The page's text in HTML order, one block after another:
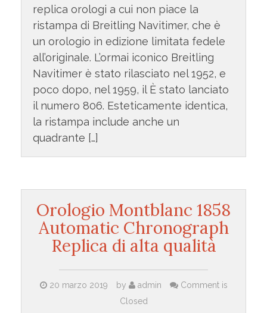
replica orologi a cui non piace la
ristampa di Breitling Navitimer, che è
un orologio in edizione limitata fedele
all’originale. L’ormai iconico Breitling
Navitimer è stato rilasciato nel 1952, e
poco dopo, nel 1959, il È stato lanciato
il numero 806. Esteticamente identica,
la ristampa include anche un
quadrante […]
Orologio Montblanc 1858
Automatic Chronograph
Replica di alta qualità
20 marzo 2019 by admin
Comment is
Closed